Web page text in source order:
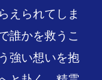
えられてしま
誰かを救うこ
強い想いを抱